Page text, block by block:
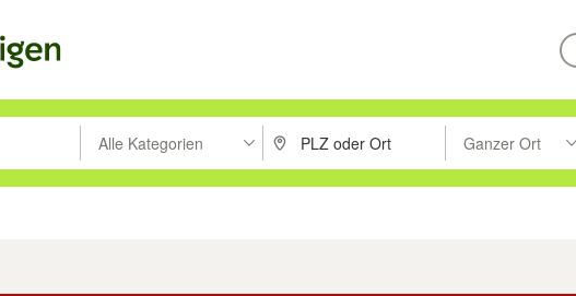
drücken um zu suchen, oder Vorschläge mit den Pfeiltasten nach oben/
Alle Kategorien PLZ oder Ort eingeben. Eingabetaste
Ganzer Ort
Suche im